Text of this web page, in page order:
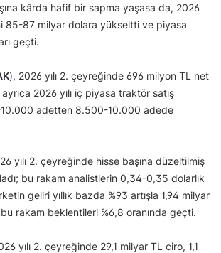
kârda hafif bir sapma yaşasa da, 2026
85-87 milyar dolara yükseltti ve piyasa
geçti.
), 2026 yılı 2. çeyreğinde 696 milyon TL net
2026 yılı iç piyasa traktör satış
adetten 8.500-10.000 adede
yılı 2. çeyreğinde hisse başına düzeltilmiş
bu rakam analistlerin 0,34-0,35 dolarlık
geliri yıllık bazda %93 artışla 1,94 milyar
rakam beklentileri %6,8 oranında geçti.
yılı 2. çeyreğinde 29,1 milyar TL ciro, 1,1